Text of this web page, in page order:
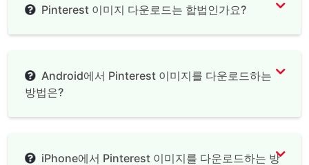
Pinterest 이미지 다운로드는 합법인가요?
Android에서 Pinterest 이미지를 다운로드하는
방법은?
iPhone에서 Pinterest 이미지를 다운로드하는 방